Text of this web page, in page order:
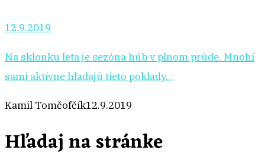
12.9.2019
Na sklonku leta je sezóna húb v plnom prúde. Mnohí
sami aktívne hľadajú tieto poklady...
Kamil Tomčofčík12.9.2019
Hľadaj na stránke